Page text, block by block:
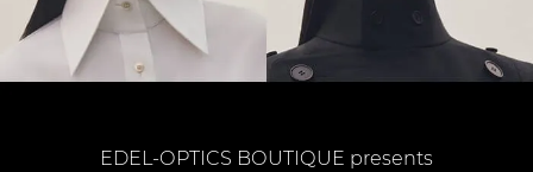
EDEL-OPTICS BOUTIQUE presents